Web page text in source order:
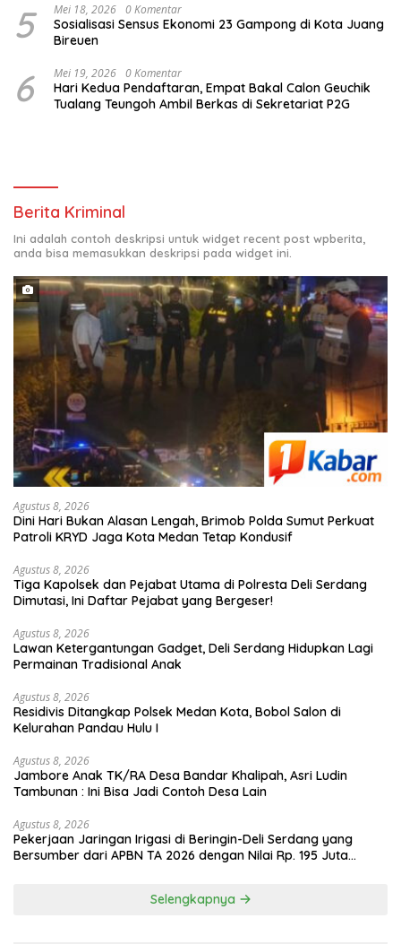
5 Mei 18, 2026 0 Komentar
Sosialisasi Sensus Ekonomi 23 Gampong di Kota Juang
Bireuen
6 Mei 19, 2026 0 Komentar
Hari Kedua Pendaftaran, Empat Bakal Calon Geuchik
Tualang Teungoh Ambil Berkas di Sekretariat P2G
Berita Kriminal
Ini adalah contoh deskripsi untuk widget recent post wpberita,
anda bisa memasukkan deskripsi pada widget ini.
Agustus 8, 2026
Dini Hari Bukan Alasan Lengah, Brimob Polda Sumut Perkuat
Patroli KRYD Jaga Kota Medan Tetap Kondusif
Agustus 8, 2026
Tiga Kapolsek dan Pejabat Utama di Polresta Deli Serdang
Dimutasi, Ini Daftar Pejabat yang Bergeser!
Agustus 8, 2026
Lawan Ketergantungan Gadget, Deli Serdang Hidupkan Lagi
Permainan Tradisional Anak
Agustus 8, 2026
Residivis Ditangkap Polsek Medan Kota, Bobol Salon di
Kelurahan Pandau Hulu I
Agustus 8, 2026
Jambore Anak TK/RA Desa Bandar Khalipah, Asri Ludin
Tambunan : Ini Bisa Jadi Contoh Desa Lain
Agustus 8, 2026
Pekerjaan Jaringan Irigasi di Beringin-Deli Serdang yang
Bersumber dari APBN TA 2026 dengan Nilai Rp. 195 Juta
Selengkapnya